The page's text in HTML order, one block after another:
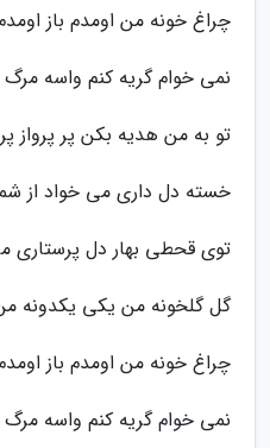
چراغ خونه من اومدم باز
نمی خوام گریه کنم واسه
تو به من هدیه بکن پر پرواز پر
خسته دل داری می خواد از
توی قحطی بهار دل پرستاری
گل گلخونه من یکی یکدونه
چراغ خونه من اومدم باز
نمی خوام گریه کنم واسه